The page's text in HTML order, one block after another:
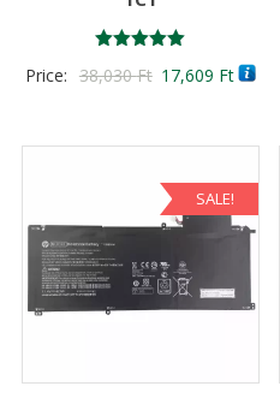
5.00
Price: 38,030Ft Original
17,609 Ft
SALE!